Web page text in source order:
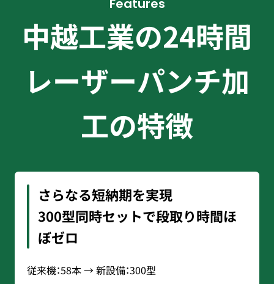
Features
中越工業の24時間
レーザーパンチ加
工の特徴
さらなる短納期を実現
300型同時セットで段取り時間ほ
ぼゼロ
従来機：58本 → 新設備：300型